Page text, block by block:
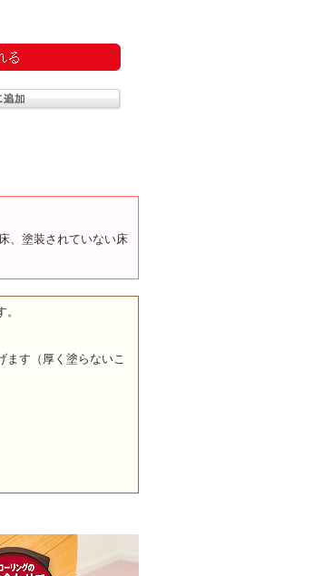
、塗装されていない床
ます（厚く塗らないこ